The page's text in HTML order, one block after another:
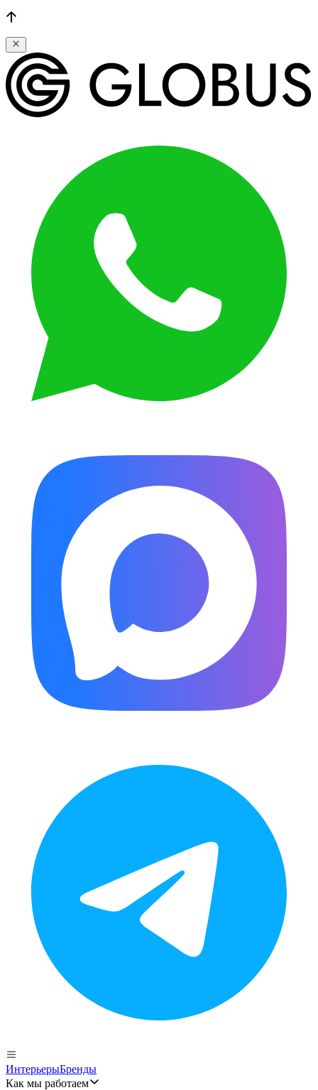
ИнтерьерыБренды
Как мы работаем